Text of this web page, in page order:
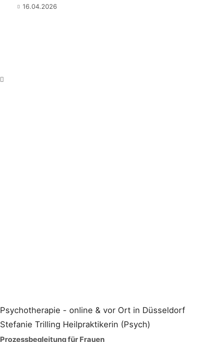
16.04.2026
Psychotherapie - online & vor Ort in Düsseldorf
Stefanie Trilling Heilpraktikerin (Psych)
Prozessbegleitung für Frauen